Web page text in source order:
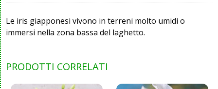
Le iris giapponesi vivono in terreni molto umidi o
immersi nella zona bassa del laghetto.
PRODOTTI CORRELATI